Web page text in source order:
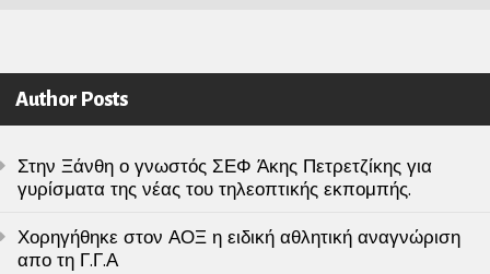
Author Posts
Στην Ξάνθη ο γνωστός ΣΕΦ Άκης Πετρετζίκης για
γυρίσματα της νέας του τηλεοπτικής εκπομπής.
Χορηγήθηκε στον ΑΟΞ η ειδική αθλητική αναγνώριση
απο τη Γ.Γ.Α